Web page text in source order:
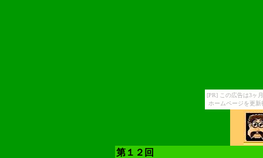
[PR] この広告は3ヶ
ホームページを更
第１２回